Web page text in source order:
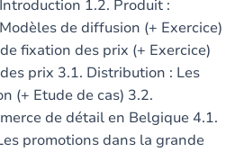
1.2. Produit :
de diffusion (+ Exercice)
fixation des prix (+ Exercice)
prix 3.1. Distribution : Les
(+ Etude de cas) 3.2.
de détail en Belgique 4.1.
promotions dans la grande